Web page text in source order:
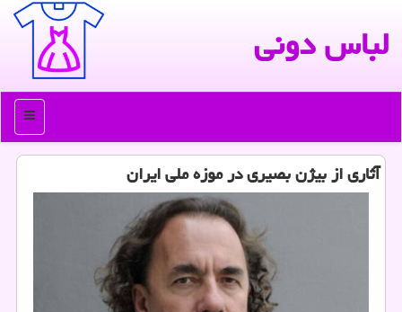
لباس دونی
منو
آثاری از بیژن بصیری در موزه ملی ایران